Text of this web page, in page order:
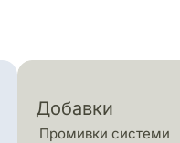
Добавки
Промивки системи